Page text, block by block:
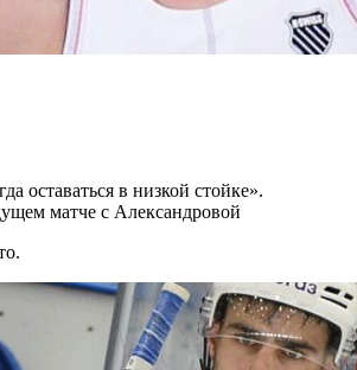
оставаться в низкой стойке».
матче с Александровой